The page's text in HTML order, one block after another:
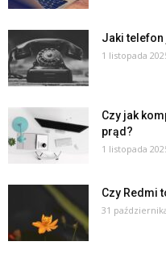
Jaki telefon
1 listopada
Czy jak
prąd?
1 listopada
Czy Redmi
31